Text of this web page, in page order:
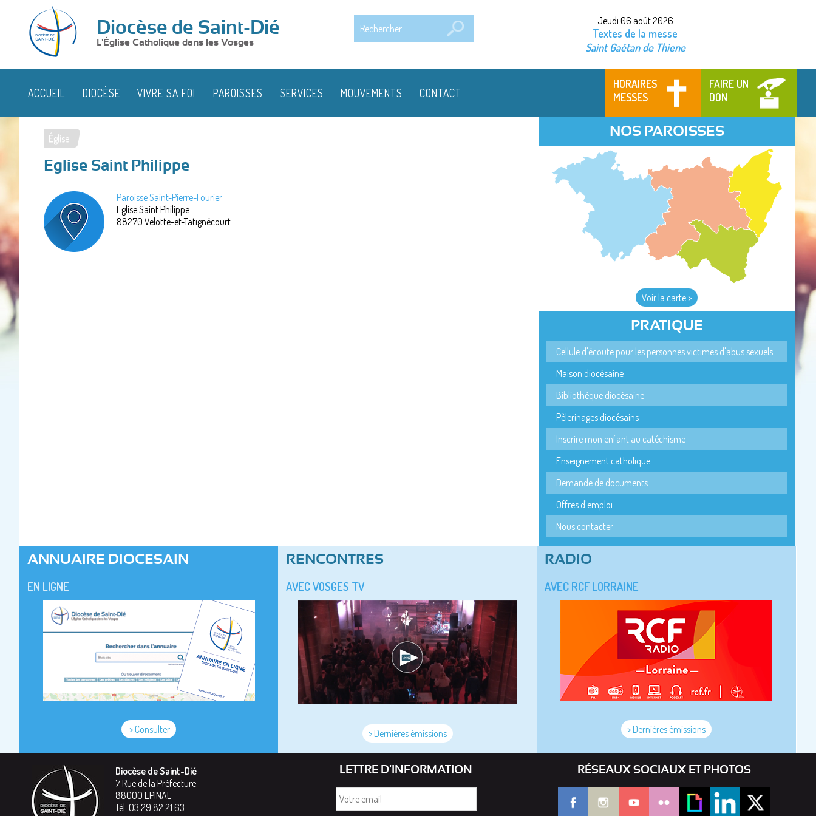
Diocèse de Saint-Dié
L'Église Catholique dans les Vosges
Jeudi 06 août 2026
Textes de la messe
Saint Gaétan de Thiene
HORAIRES
MESSES
FAIRE UN
DON
ACCUEIL DIOCÈSE VIVRE SA FOI PAROISSES SERVICES MOUVEMENTS CONTACT
Vous
êtes
ici
Église
Eglise Saint Philippe
Paroisse Saint-Pierre-Fourier
Eglise Saint Philippe
88270 Velotte-et-Tatignécourt
NOS PAROISSES
Voir la carte >
PRATIQUE
Cellule d'écoute pour les personnes victimes d'abus sexuels
Maison diocésaine
Bibliothèque diocésaine
Pèlerinages diocésains
Inscrire mon enfant au catéchisme
Enseignement catholique
Demande de documents
Offres d'emploi
Nous contacter
ANNUAIRE DIOCESAIN
EN LIGNE
> Consulter
RENCONTRES
AVEC VOSGES TV
> Dernières émissions
RADIO
AVEC RCF LORRAINE
> Dernières émissions
Diocèse de Saint-Dié
7 Rue de la Préfecture
88000 EPINAL
Tél: 03 29 82 21 63
LETTRE D'INFORMATION RÉSEAUX SOCIAUX ET PHOTOS